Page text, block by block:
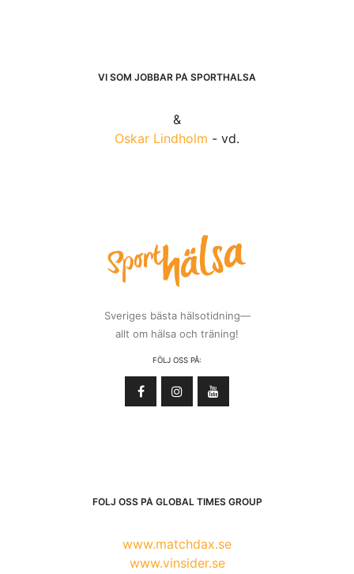
VI SOM JOBBAR PÅ SPORTHÄLSA
&
Oskar Lindholm - vd.
Sveriges bästa hälsotidning—
allt om hälsa och träning!
FÖLJ OSS PÅ:
FÖLJ OSS PÅ GLOBAL TIMES GROUP
www.matchdax.se
www.vinsider.se